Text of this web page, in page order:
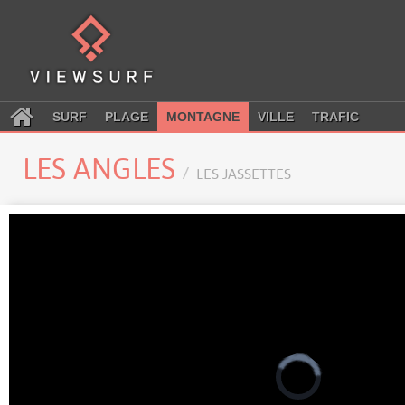
SURF PLAGE MONTAGNE VILLE TRAFIC
LES ANGLES LES JASSETTES